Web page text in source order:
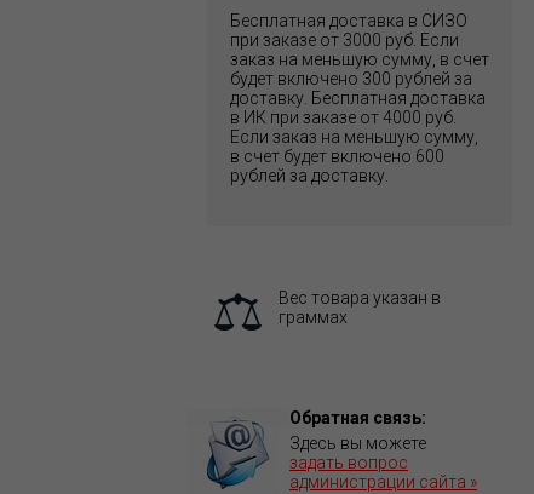
Бесплатная доставка в СИЗО
при заказе от 3000 руб. Если
заказ на меньшую сумму, в счет
будет включено 300 рублей за
доставку. Бесплатная доставка
в ИК при заказе от 4000 руб.
Если заказ на меньшую сумму,
в счет будет включено 600
рублей за доставку.
Вес товара указан в
граммах
Обратная связь:
Здесь вы можете
задать вопрос
администрации сайта »